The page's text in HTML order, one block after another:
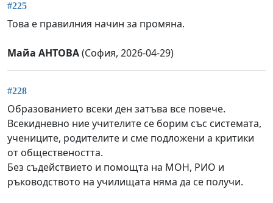
#225
Това е правилния начин за промяна.
Майа АНТОВА(София, 2026-04-29)
#228
Образованието всеки ден затъва все повече.
Всекидневно ние учителите се борим със системата,
учениците, родителите и сме подложени а критики
от обществеността.
Без съдействието и помощта на МОН, РИО и
ръководството на училищата няма да се получи.